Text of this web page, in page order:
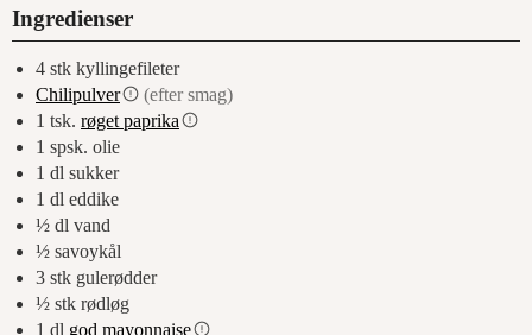
Ingredienser
4 stk kyllingefileter
Chilipulver
(efter smag)
1 tsk. røget paprika
1 spsk. olie
1 dl sukker
1 dl eddike
½ dl vand
½ savoykål
3 stk gulerødder
½ stk rødløg
1 dl god mayonnaise